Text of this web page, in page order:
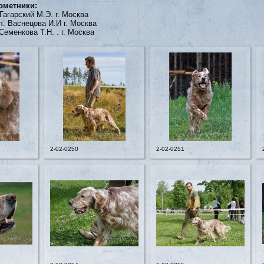
М.Э. г. Москва
Васнецова И.И г. Москва
Т.Н. . г. Москва
2-02-0250 2-02-0251